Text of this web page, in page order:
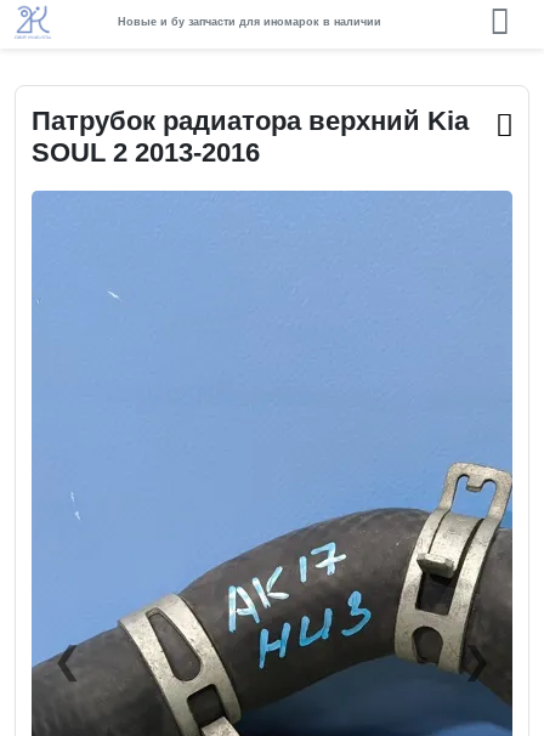
Новые и бу запчасти для иномарок в наличии
Патрубок радиатора верхний Kia
SOUL 2 2013-2016
❮Previous ❯Next